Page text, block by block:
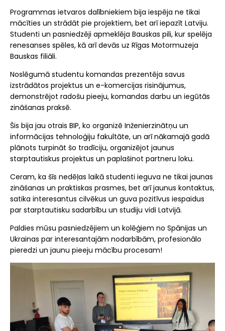
Programmas ietvaros dalībniekiem bija iespēja ne tikai
mācīties un strādāt pie projektiem, bet arī iepazīt Latviju.
Studenti un pasniedzēji apmeklēja Bauskas pili, kur spelēja
renesanses spēles, kā arī devās uz Rīgas Motormuzeja
Bauskas filiāli.
Noslēgumā studentu komandas prezentēja savus
izstrādātos projektus un e-komercijas risinājumus,
demonstrējot radošu pieeju, komandas darbu un iegūtās
zināšanas praksē.
Šis bija jau otrais BIP, ko organizē Inženierzinātņu un
informācijas tehnoloģiju fakultāte, un arī nākamajā gadā
plānots turpināt šo tradīciju, organizējot jaunus
starptautiskus projektus un paplašinot partneru loku.
Ceram, ka šīs nedēļas laikā studenti ieguva ne tikai jaunas
zināšanas un praktiskas prasmes, bet arī jaunus kontaktus,
satika interesantus cilvēkus un guva pozitīvus iespaidus
par starptautisku sadarbību un studiju vidi Latvijā.
Paldies mūsu pasniedzējiem un kolēģiem no Spānijas un
Ukrainas par interesantajām nodarbībām, profesionālo
pieredzi un jaunu pieeju mācību procesam!